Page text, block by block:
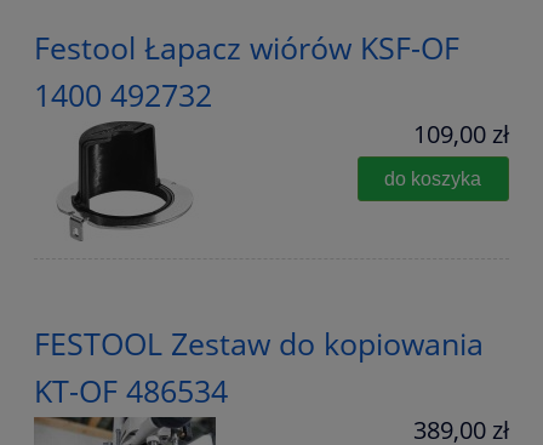
Festool Łapacz wiórów KSF-OF
1400 492732
109,00 zł
do koszyka
FESTOOL Zestaw do kopiowania
KT-OF 486534
389,00 zł